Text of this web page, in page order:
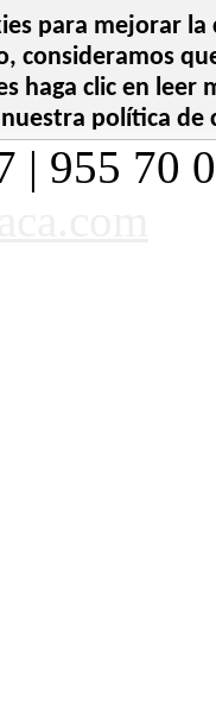
para mejorar
consideramos
haga clic en leer
política de
| 955 70